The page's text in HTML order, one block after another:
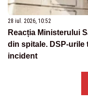
28 iul. 2026, 10:52
Reacția Ministerului
din spitale. DSP-urile
incident